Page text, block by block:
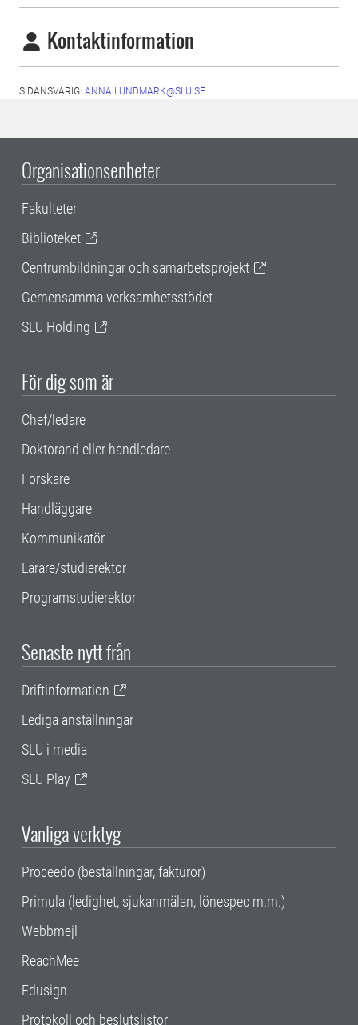
Kontaktinformation
SIDANSVARIG: ANNA.LUNDMARK@SLU.SE
Organisationsenheter
Fakulteter
Biblioteket
Centrumbildningar och samarbetsprojekt
Gemensamma verksamhetsstödet
SLU Holding
För dig som är
Chef/ledare
Doktorand eller handledare
Forskare
Handläggare
Kommunikatör
Lärare/studierektor
Programstudierektor
Senaste nytt från
Driftinformation
Lediga anställningar
SLU i media
SLU Play
Vanliga verktyg
Proceedo (beställningar, fakturor)
Primula (ledighet, sjukanmälan, lönespec m.m.)
Webbmejl
ReachMee
Edusign
Protokoll och beslutslistor